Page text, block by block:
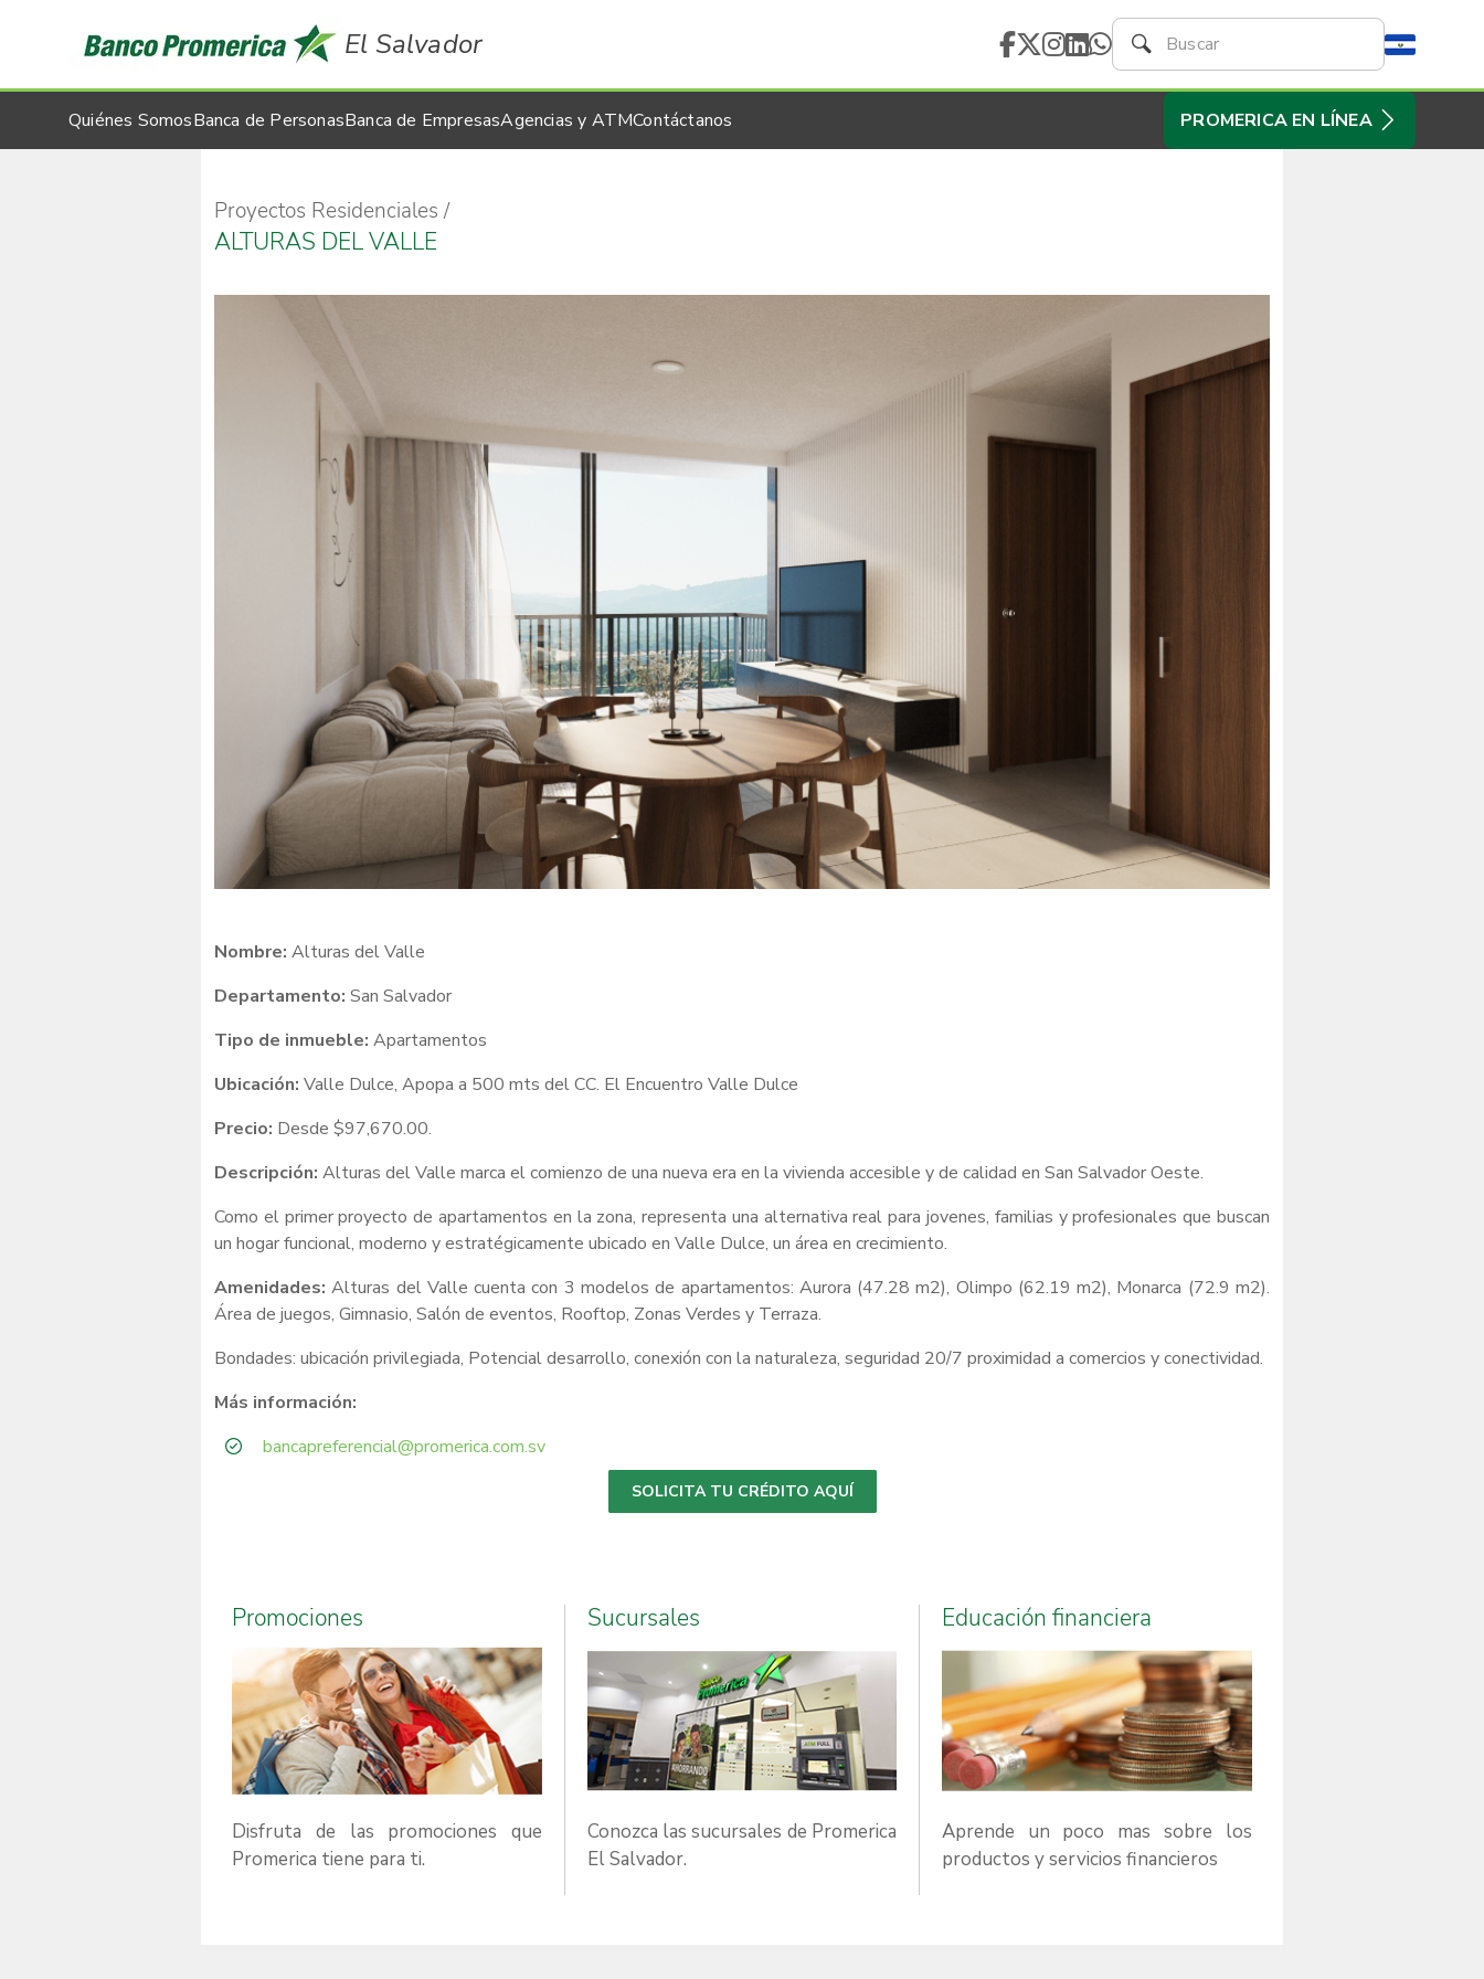
El Salvador
Quiénes SomosBanca de PersonasBanca de EmpresasAgencias y ATMContáctanos PROMERICA EN LÍNEA
Proyectos Residenciales
ALTURAS DEL VALLE
Nombre: Alturas del Valle
Departamento: San Salvador
Tipo de inmueble: Apartamentos
Ubicación: Valle Dulce, Apopa a 500 mts del CC. El Encuentro Valle Dulce
Precio: Desde $97,670.00.
Descripción: Alturas del Valle marca el comienzo de una nueva era en la vivienda accesible y de calidad en San Salvador Oeste.
Como el primer proyecto de apartamentos en la zona, representa una alternativa real para jovenes, familias y profesionales que buscan
un hogar funcional, moderno y estratégicamente ubicado en Valle Dulce, un área en crecimiento.
Amenidades:Alturas del Valle cuenta con 3 modelos de apartamentos: Aurora (47.28 m2), Olimpo (62.19 m2), Monarca (72.9 m2).
Área de juegos, Gimnasio, Salón de eventos, Rooftop, Zonas Verdes y Terraza.
Bondades: ubicación privilegiada, Potencial desarrollo, conexión con la naturaleza, seguridad 20/7 proximidad a comercios y conectividad.
Más información:
bancapreferencial@promerica.com.sv
SOLICITA TU CRÉDITO AQUÍ
Promociones
Disfruta de las promociones que
Promerica tiene para ti.
Sucursales
Conozca las sucursales de Promerica
El Salvador.
Educación financiera
Aprende un poco mas sobre los
productos y servicios financieros